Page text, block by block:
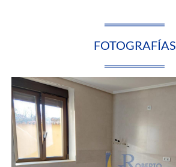
FOTOGRAFÍAS